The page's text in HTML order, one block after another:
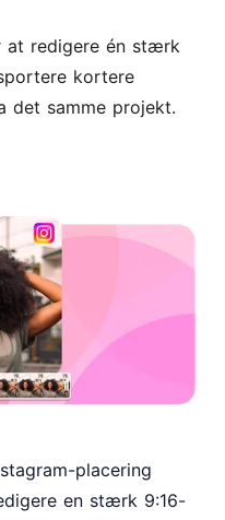
at redigere én stærk
kortere
det samme projekt.
placering
en stærk 9:16-